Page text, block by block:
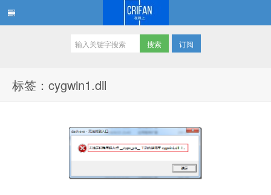
订阅
标签：cygwin1.dll